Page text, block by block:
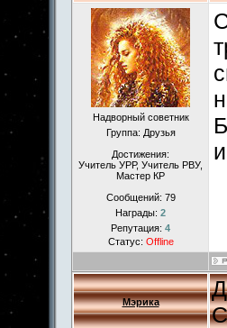
Надворный советник
Группа: Друзья
Достижения:
Учитель УРР, Учитель РВУ,
Мастер КР
Сообщений: 79
Награды: 2
Репутация: 4
Статус: Offline
Мэрика